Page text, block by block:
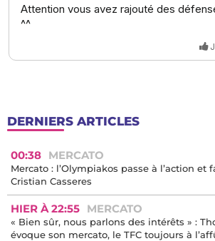
DERNIERS ARTICLES
00:38 MERCATO
Mercato : l’Olympiakos passe à l’action et
Cristian Casseres
HIER À 22:55 MERCATO
« Bien sûr, nous parlons des intérêts » :
évoque son mercato, le TFC toujours à